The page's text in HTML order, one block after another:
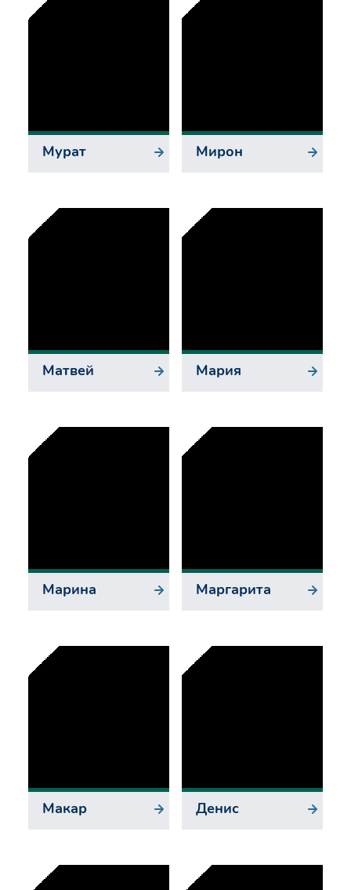
Мурат Мирон
Матвей Мария
Марина Маргарита
Макар Денис